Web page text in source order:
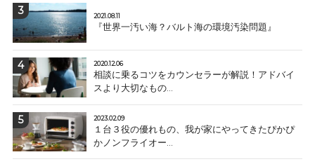
2021.08.11
『世界一汚い海？バルト海の環境汚染問題』
2020.12.06
相談に乗るコツをカウンセラーが解説！アドバイ
スより大切なもの...
2023.02.09
１台３役の優れもの、我が家にやってきたぴかぴ
かノンフライオー...